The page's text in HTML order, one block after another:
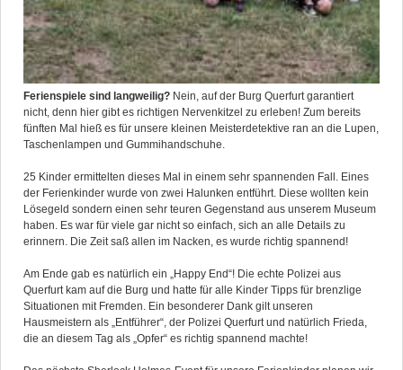
Ferienspiele sind langweilig? Nein, auf der Burg Querfurt garantiert
nicht, denn hier gibt es richtigen Nervenkitzel zu erleben! Zum bereits
fünften Mal hieß es für unsere kleinen Meisterdetektive ran an die Lupen,
Taschenlampen und Gummihandschuhe.
25 Kinder ermittelten dieses Mal in einem sehr spannenden Fall. Eines
der Ferienkinder wurde von zwei Halunken entführt. Diese wollten kein
Lösegeld sondern einen sehr teuren Gegenstand aus unserem Museum
haben. Es war für viele gar nicht so einfach, sich an alle Details zu
erinnern. Die Zeit saß allen im Nacken, es wurde richtig spannend!
Am Ende gab es natürlich ein „Happy End“! Die echte Polizei aus
Querfurt kam auf die Burg und hatte für alle Kinder Tipps für brenzlige
Situationen mit Fremden. Ein besonderer Dank gilt unseren
Hausmeistern als „Entführer“, der Polizei Querfurt und natürlich Frieda,
die an diesem Tag als „Opfer“ es richtig spannend machte!